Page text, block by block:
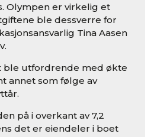
Olympen er virkelig et
ble dessverre for
Tina Aasen
ble utfordrende med økte
annet som følge av
på i overkant av 7,2
det er eiendeler i boet